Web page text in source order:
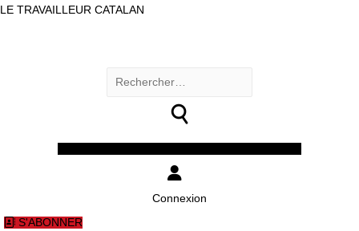
LE TRAVAILLEUR CATALAN
Rechercher :
Connexion
S'ABONNER